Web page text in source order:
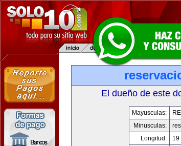
El dueño de este
Mayusculas:
Minusculas:
Longitud:
19